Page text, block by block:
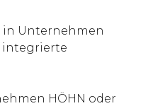
in Unternehmen
integrierte
HÖHN oder